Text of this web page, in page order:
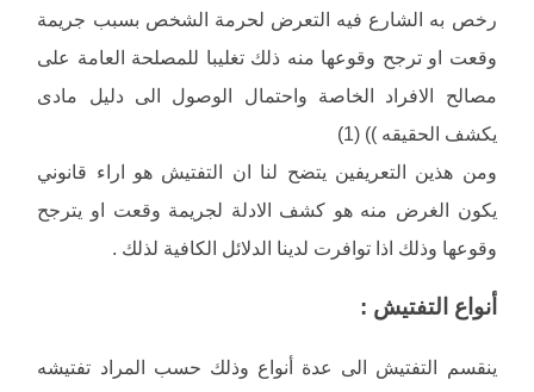
رخص به الشارع فيه التعرض لحرمة الشخص بسبب جريمة
وقعت او ترجح وقوعها منه ذلك تغليبا للمصلحة العامة على
مصالح الافراد الخاصة واحتمال الوصول الى دليل مادى
يكشف الحقيقه )) (1)
ومن هذين التعريفين يتضح لنا ان التفتيش هو اراء قانوني
يكون الغرض منه هو كشف الادلة لجريمة وقعت او يترجح
وقوعها وذلك اذا توافرت لدينا الدلائل الكافية لذلك .
أنواع التفتيش :
ينقسم التفتيش الى عدة أنواع وذلك حسب المراد تفتيشه